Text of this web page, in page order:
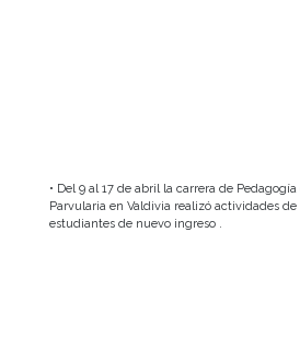
• Del 9 al 17 de abril la carrera de
Parvularia en Valdivia realizó actividades
estudiantes de nuevo ingreso .